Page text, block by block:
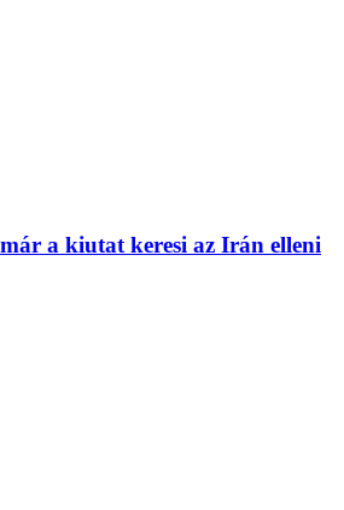
a kiutat keresi az Irán elleni